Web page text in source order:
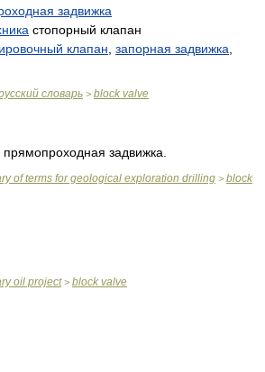
задвижка
стопорный клапан
клапан запорная задвижка
словарь > block valve
задвижка.
of terms for geological exploration drilling > block
oil project> block valve